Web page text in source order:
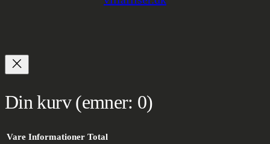
Din kurv(emner: 0)
Vare Informationer Total